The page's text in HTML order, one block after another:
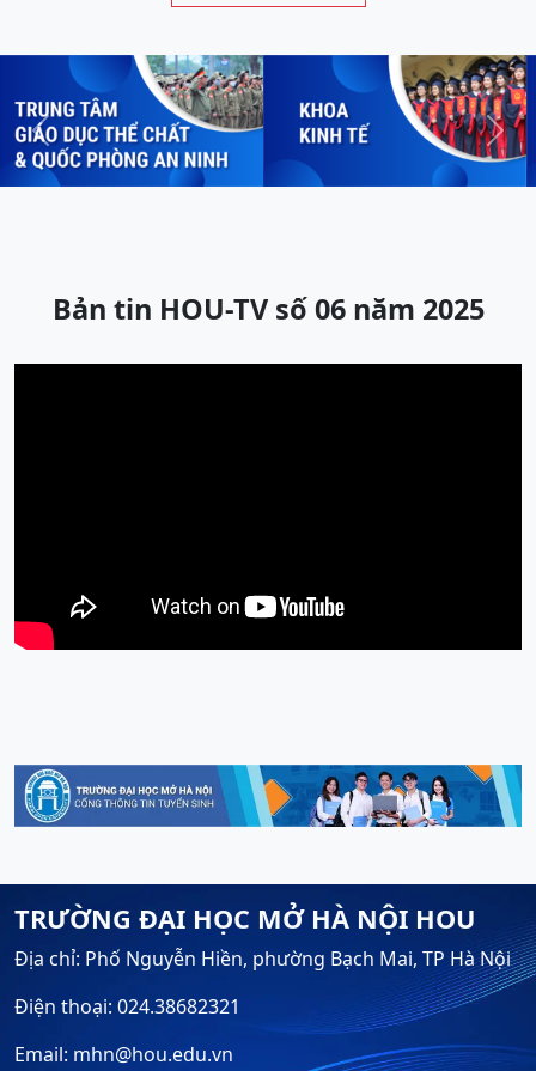
Previous Next
Bản tin HOU-TV số 06 năm 2025
TRƯỜNG ĐẠI HỌC MỞ HÀ NỘI HOU
Địa chỉ: Phố Nguyễn Hiền, phường Bạch Mai, TP Hà Nội
Điện thoại: 024.38682321
Email: mhn@hou.edu.vn